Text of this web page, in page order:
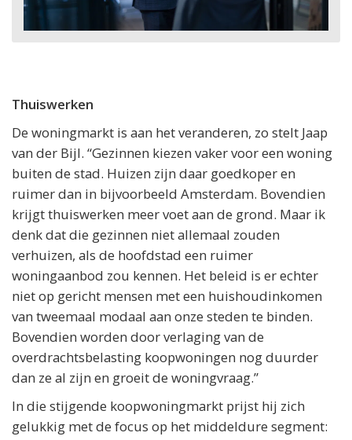
Thuiswerken
De woningmarkt is aan het veranderen, zo stelt Jaap
van der Bijl. “Gezinnen kiezen vaker voor een woning
buiten de stad. Huizen zijn daar goedkoper en
ruimer dan in bijvoorbeeld Amsterdam. Bovendien
krijgt thuiswerken meer voet aan de grond. Maar ik
denk dat die gezinnen niet allemaal zouden
verhuizen, als de hoofdstad een ruimer
woningaanbod zou kennen. Het beleid is er echter
niet op gericht mensen met een huishoudinkomen
van tweemaal modaal aan onze steden te binden.
Bovendien worden door verlaging van de
overdrachtsbelasting koopwoningen nog duurder
dan ze al zijn en groeit de woningvraag.”
In die stijgende koopwoningmarkt prijst hij zich
gelukkig met de focus op het middeldure segment: